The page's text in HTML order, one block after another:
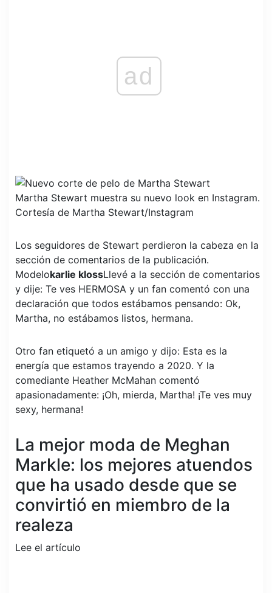
ad
Martha Stewart muestra su nuevo look en Instagram.
Cortesía de Martha Stewart/Instagram
Los seguidores de Stewart perdieron la cabeza en la
sección de comentarios de la publicación.
Modelokarlie klossLlevé a la sección de comentarios
y dije: Te ves HERMOSA y un fan comentó con una
declaración que todos estábamos pensando: Ok,
Martha, no estábamos listos, hermana.
Otro fan etiquetó a un amigo y dijo: Esta es la
energía que estamos trayendo a 2020. Y la
comediante Heather McMahan comentó
apasionadamente: ¡Oh, mierda, Martha! ¡Te ves muy
sexy, hermana!
La mejor moda de Meghan
Markle: los mejores atuendos
que ha usado desde que se
convirtió en miembro de la
realeza
Lee el artículo